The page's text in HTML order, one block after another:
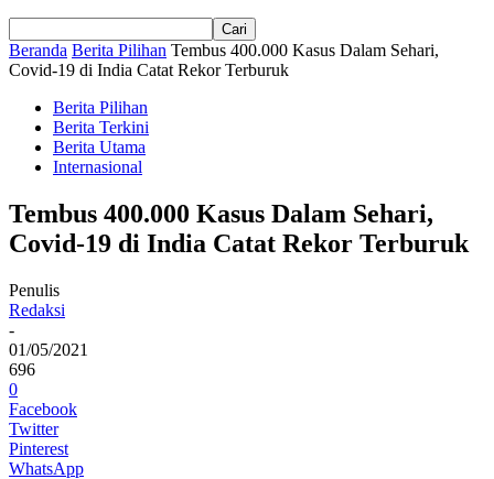
Beranda Berita Pilihan Tembus 400.000 Kasus Dalam Sehari,
Covid-19 di India Catat Rekor Terburuk
Berita Pilihan
Berita Terkini
Berita Utama
Internasional
Tembus 400.000 Kasus Dalam Sehari,
Covid-19 di India Catat Rekor Terburuk
Penulis
Redaksi
-
01/05/2021
696
0
Facebook
Twitter
Pinterest
WhatsApp